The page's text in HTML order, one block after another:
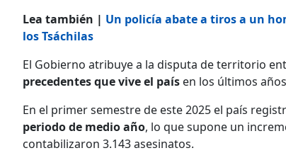
Lea también | Un policía abate a tiros a un
los Tsáchilas
El Gobierno atribuye a la disputa de territorio
precedentes que vive el país en los últimos
En el primer semestre de este 2025 el país
periodo de medio año, lo que supone un
contabilizaron 3.143 asesinatos.